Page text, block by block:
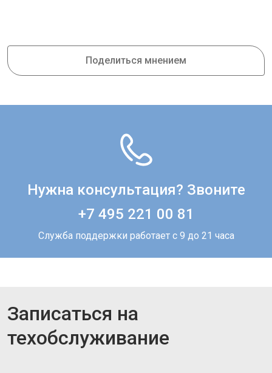
Поделиться мнением
Нужна консультация? Звоните
+7 495 221 00 81
Служба поддержки работает с 9 до 21 часа
Записаться на
техобслуживание